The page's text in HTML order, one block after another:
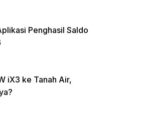
Penghasil Saldo
iX3 ke Tanah Air,